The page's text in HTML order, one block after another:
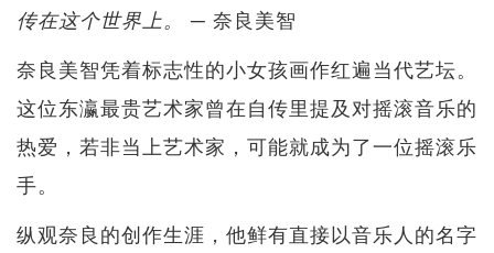
传在这个世界上。
─ 奈良美智
奈良美智凭着标志性的小女孩画作红遍当代艺坛。
这位东瀛最贵艺术家曾在自传里提及对摇滚音乐的
热爱，若非当上艺术家，可能就成为了一位摇滚乐
手。
纵观奈良的创作生涯，他鲜有直接以音乐人的名字